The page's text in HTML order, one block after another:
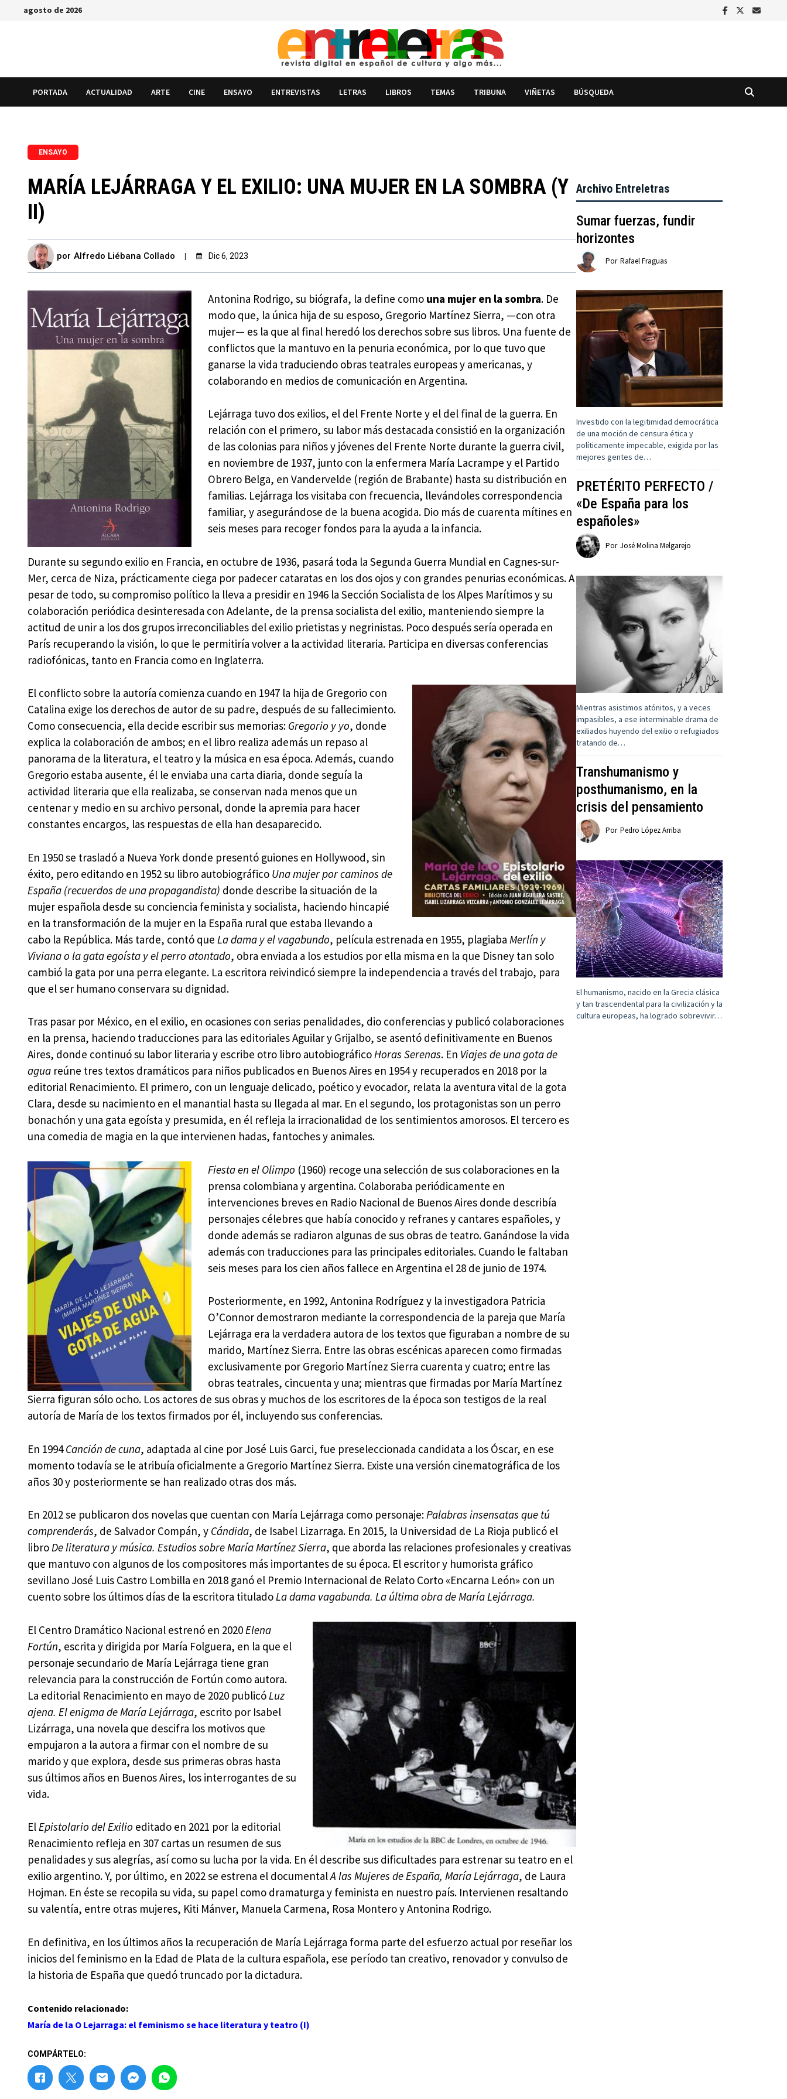
Saltaragosto de 2026
PORTADA ACTUALIDAD ARTE CINE ENSAYO ENTREVISTAS LETRAS LIBROS TEMAS TRIBUNA VIÑETAS BÚSQUEDA
ENSAYO
MARÍA LEJÁRRAGA Y EL EXILIO: UNA MUJER EN LA SOMBRA (Y
II)
por Alfredo Liébana Collado Dic 6, 2023
Antonina Rodrigo, su biógrafa, la define como una mujer en la sombra. De
modo que, la única hija de su esposo, Gregorio Martínez Sierra, —con otra
mujer— es la que al final heredó los derechos sobre sus libros. Una fuente de
conflictos que la mantuvo en la penuria económica, por lo que tuvo que
ganarse la vida traduciendo obras teatrales europeas y americanas, y
colaborando en medios de comunicación en Argentina.
Lejárraga tuvo dos exilios, el del Frente Norte y el del final de la guerra. En
relación con el primero, su labor más destacada consistió en la organización
de las colonias para niños y jóvenes del Frente Norte durante la guerra civil,
en noviembre de 1937, junto con la enfermera María Lacrampe y el Partido
Obrero Belga, en Vandervelde (región de Brabante) hasta su distribución en
familias. Lejárraga los visitaba con frecuencia, llevándoles correspondencia
familiar, y asegurándose de la buena acogida. Dio más de cuarenta mítines en
seis meses para recoger fondos para la ayuda a la infancia.
Durante su segundo exilio en Francia, en octubre de 1936, pasará toda la Segunda Guerra Mundial en Cagnes-sur-
Mer, cerca de Niza, prácticamente ciega por padecer cataratas en los dos ojos y con grandes penurias económicas. A
pesar de todo, su compromiso político la lleva a presidir en 1946 la Sección Socialista de los Alpes Marítimos y su
colaboración periódica desinteresada con Adelante, de la prensa socialista del exilio, manteniendo siempre la
actitud de unir a los dos grupos irreconciliables del exilio prietistas y negrinistas. Poco después sería operada en
París recuperando la visión, lo que le permitiría volver a la actividad literaria. Participa en diversas conferencias
radiofónicas, tanto en Francia como en Inglaterra.
El conflicto sobre la autoría comienza cuando en 1947 la hija de Gregorio con
Catalina exige los derechos de autor de su padre, después de su fallecimiento.
Como consecuencia, ella decide escribir sus memorias: Gregorio y yo, donde
explica la colaboración de ambos; en el libro realiza además un repaso al
panorama de la literatura, el teatro y la música en esa época. Además, cuando
Gregorio estaba ausente, él le enviaba una carta diaria, donde seguía la
actividad literaria que ella realizaba, se conservan nada menos que un
centenar y medio en su archivo personal, donde la apremia para hacer
constantes encargos, las respuestas de ella han desaparecido.
En 1950 se trasladó a Nueva York donde presentó guiones en Hollywood, sin
éxito, pero editando en 1952 su libro autobiográfico Una mujer por caminos de
España (recuerdos de una propagandista) donde describe la situación de la
mujer española desde su conciencia feminista y socialista, haciendo hincapié
en la transformación de la mujer en la España rural que estaba llevando a
cabo la República. Más tarde, contó que La dama y el vagabundo, película estrenada en 1955, plagiaba Merlín y
Viviana o la gata egoísta y el perro atontado, obra enviada a los estudios por ella misma en la que Disney tan solo
cambió la gata por una perra elegante. La escritora reivindicó siempre la independencia a través del trabajo, para
que el ser humano conservara su dignidad.
Tras pasar por México, en el exilio, en ocasiones con serias penalidades, dio conferencias y publicó colaboraciones
en la prensa, haciendo traducciones para las editoriales Aguilar y Grijalbo, se asentó definitivamente en Buenos
Aires, donde continuó su labor literaria y escribe otro libro autobiográficoHoras Serenas. En Viajes de una gota de
aguareúne tres textos dramáticos para niños publicados en Buenos Aires en 1954 y recuperados en 2018 por la
editorial Renacimiento. El primero, con un lenguaje delicado, poético y evocador, relata la aventura vital de la gota
Clara, desde su nacimiento en el manantial hasta su llegada al mar. En el segundo, los protagonistas son un perro
bonachón y una gata egoísta y presumida, en él refleja la irracionalidad de los sentimientos amorosos. El tercero es
una comedia de magia en la que intervienen hadas, fantoches y animales.
Fiesta en el Olimpo (1960) recoge una selección de sus colaboraciones en la
prensa colombiana y argentina. Colaboraba periódicamente en
intervenciones breves en Radio Nacional de Buenos Aires donde describía
personajes célebres que había conocido y refranes y cantares españoles, y
donde además se radiaron algunas de sus obras de teatro. Ganándose la vida
además con traducciones para las principales editoriales. Cuando le faltaban
seis meses para los cien años fallece en Argentina el 28 de junio de 1974.
Posteriormente, en 1992, Antonina Rodríguez y la investigadora Patricia
O’Connor demostraron mediante la correspondencia de la pareja que María
Lejárraga era la verdadera autora de los textos que figuraban a nombre de su
marido, Martínez Sierra. Entre las obras escénicas aparecen como firmadas
exclusivamente por Gregorio Martínez Sierra cuarenta y cuatro; entre las
obras teatrales, cincuenta y una; mientras que firmadas por María Martínez
Sierra figuran sólo ocho. Los actores de sus obras y muchos de los escritores de la época son testigos de la real
autoría de María de los textos firmados por él, incluyendo sus conferencias.
En 1994Canción de cuna, adaptada al cine por José Luis Garci, fue preseleccionada candidata a los Óscar, en ese
momento todavía se le atribuía oficialmente a Gregorio Martínez Sierra. Existe una versión cinematográfica de los
años 30 y posteriormente se han realizado otras dos más.
En 2012 se publicaron dos novelas que cuentan con María Lejárraga como personaje:Palabras insensatas que tú
comprenderás, de Salvador Compán, y Cándida, de Isabel Lizarraga. En 2015, la Universidad de La Rioja publicó el
libroDe literatura y música. Estudios sobre María Martínez Sierra, que aborda las relaciones profesionales y creativas
que mantuvo con algunos de los compositores más importantes de su época. El escritor y humorista gráfico
sevillano José Luis Castro Lombilla en 2018 ganó el Premio Internacional de Relato Corto «Encarna León» con un
cuento sobre los últimos días de la escritora tituladoLa dama vagabunda. La última obra de María Lejárraga.
El Centro Dramático Nacional estrenó en 2020Elena
Fortún, escrita y dirigida por María Folguera, en la que el
personaje secundario de María Lejárraga tiene gran
relevancia para la construcción de Fortún como autora.
La editorial Renacimiento en mayo de 2020 publicóLuz
ajena. El enigma de María Lejárraga, escrito por Isabel
Lizárraga, una novela que descifra los motivos que
empujaron a la autora a firmar con el nombre de su
marido y que explora, desde sus primeras obras hasta
sus últimos años en Buenos Aires, los interrogantes de su
vida.
ElEpistolario del Exilio editado en 2021 por la editorial
Renacimiento refleja en 307 cartas un resumen de sus
penalidades y sus alegrías, así como su lucha por la vida. En él describe sus dificultades para estrenar su teatro en el
exilio argentino. Y, por último, en 2022 se estrena el documentalA las Mujeres de España, María Lejárraga, de Laura
Hojman. En éste se recopila su vida, su papel como dramaturga y feminista en nuestro país. Intervienen resaltando
su valentía, entre otras mujeres, Kiti Mánver, Manuela Carmena, Rosa Montero y Antonina Rodrigo.
En definitiva, en los últimos años la recuperación de María Lejárraga forma parte del esfuerzo actual por reseñar los
inicios del feminismo en la Edad de Plata de la cultura española, ese período tan creativo, renovador y convulso de
la historia de España que quedó truncado por la dictadura.
Contenido relacionado:
María de la O Lejarraga: el feminismo se hace literatura y teatro (I)
COMPÁRTELO:
Archivo Entreletras
Sumar fuerzas, fundir
horizontes
Por Rafael Fraguas
Investido con la legitimidad democrática
de una moción de censura ética y
políticamente impecable, exigida por las
mejores gentes de…
PRETÉRITO PERFECTO /
«De España para los
españoles»
Por José Molina Melgarejo
Mientras asistimos atónitos, y a veces
impasibles, a ese interminable drama de
exiliados huyendo del exilio o refugiados
tratando de…
Transhumanismo y
posthumanismo, en la
crisis del pensamiento
Por Pedro López Arriba
El humanismo, nacido en la Grecia clásica
y tan trascendental para la civilización y la
cultura europeas, ha logrado sobrevivir…